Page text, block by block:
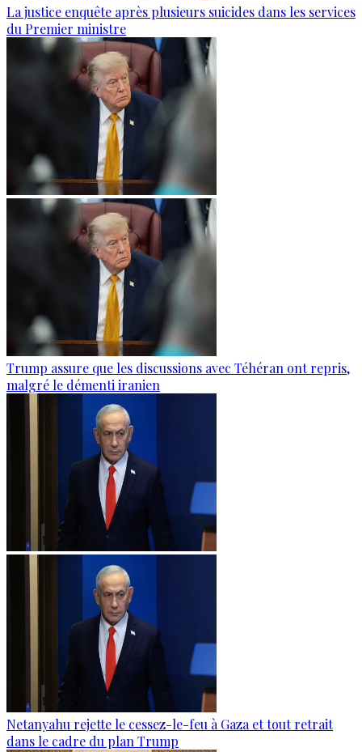
La justice enquête après plusieurs suicides dans les services
du Premier ministre
Trump assure que les discussions avec Téhéran ont repris,
malgré le démenti iranien
Netanyahu rejette le cessez-le-feu à Gaza et tout retrait
dans le cadre du plan Trump